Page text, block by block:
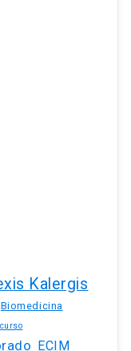
Kalergis
Biomedicina
ECIM